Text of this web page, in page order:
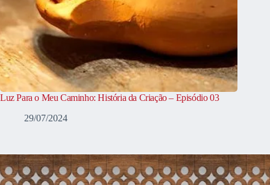
Luz Para o Meu Caminho: História da Criação – Episódio 03
29/07/2024